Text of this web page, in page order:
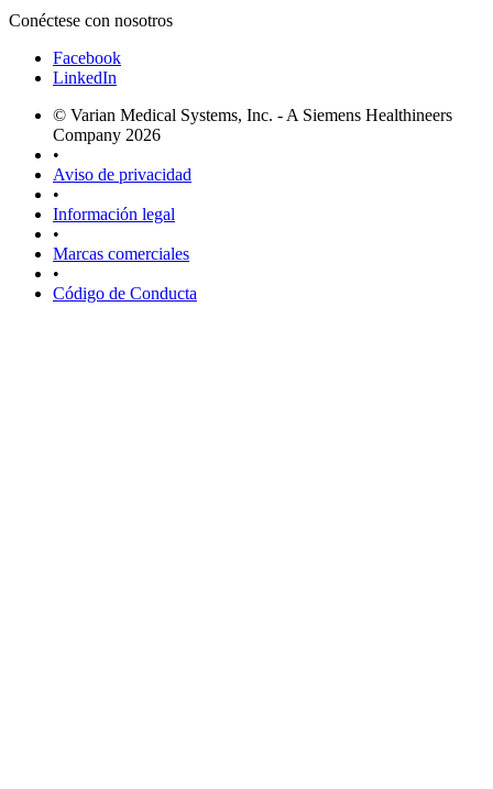
Conéctese con nosotros
Facebook
LinkedIn
© Varian Medical Systems, Inc. - A Siemens Healthineers
Company 2026
•
Aviso de privacidad
•
Información legal
•
Marcas comerciales
•
Código de Conducta